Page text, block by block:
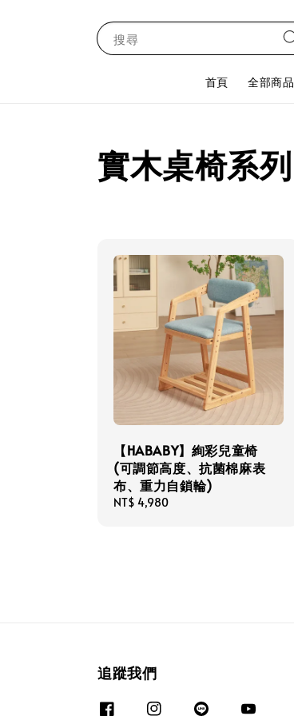
搜尋
首頁 全部商品
實木桌椅系列
【HABABY】絢彩兒童椅
(可調節高度、抗菌棉麻表
布、重力自鎖輪)
Regular
NT$ 4,980
追蹤我們